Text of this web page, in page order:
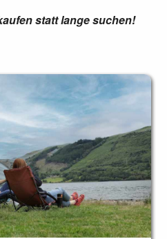
statt lange suchen!